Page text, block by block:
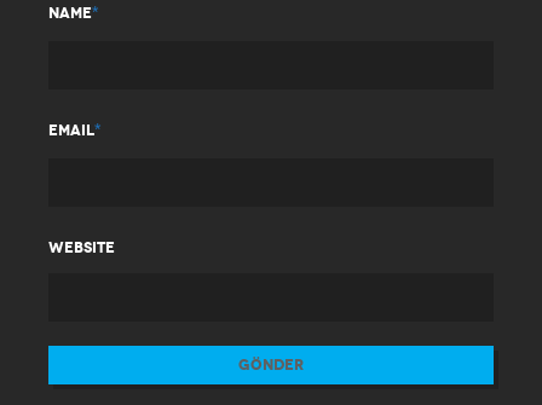
NAME*
EMAIL*
WEBSITE